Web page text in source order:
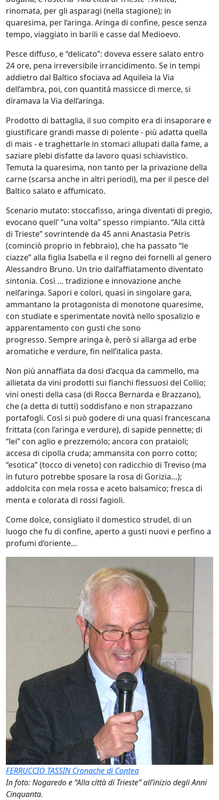
rinomata, per gli asparagi (nella stagione); in
quaresima, per l’aringa. Aringa di confine, pesce senza
tempo, viaggiato in barili e casse dal Medioevo.
Pesce diffuso, e “delicato”: doveva essere salato entro
24 ore, pena irreversibile irrancidimento. Se in tempi
addietro dal Baltico sfociava ad Aquileia la Via
dell’ambra, poi, con quantità massicce di merce, si
diramava la Via dell’aringa.
Prodotto di battaglia, il suo compito era di insaporare e
giustificare grandi masse di polente - più adatta quella
di mais - e traghettarle in stomaci allupati dalla fame, a
saziare plebi disfatte da lavoro quasi schiavistico.
Temuta la quaresima, non tanto per la privazione della
carne (scarsa anche in altri periodi), ma per il pesce del
Baltico salato e affumicato.
Scenario mutato: stoccafisso, aringa diventati di pregio,
evocano quell’ “una volta” spesso rimpianto. “Alla città
di Trieste” sovrintende da 45 anni Anastasia Petris
(cominciò proprio in febbraio), che ha passato “le
ciazze” alla figlia Isabella e il regno dei fornelli al genero
Alessandro Bruno. Un trio dall’affiatamento diventato
sintonia. Così … tradizione e innovazione anche
nell’aringa. Sapori e colori, quasi in singolare gara,
ammantano la protagonista di monotone quaresime,
con studiate e sperimentate novità nello sposalizio e
apparentamento con gusti che sono
progresso. Sempre aringa è, però si allarga ad erbe
aromatiche e verdure, fin nell’italica pasta.
Non più annaffiata da dosi d’acqua da cammello, ma
allietata da vini prodotti sui fianchi flessuosi del Collio;
vini onesti della casa (di Rocca Bernarda e Brazzano),
che (a detta di tutti) soddisfano e non strapazzano
portafogli. Così si può godere di una quasi francescana
frittata (con l’aringa e verdure), di sapide pennette; di
“lei” con aglio e prezzemolo; ancora con prataioli;
accesa di cipolla cruda; ammansita con porro cotto;
“esotica” (tocco di veneto) con radicchio di Treviso (ma
in futuro potrebbe sposare la rosa di Gorizia…);
addolcita con mela rossa e aceto balsamico; fresca di
menta e colorata di rossi fagioli.
Come dolce, consigliato il domestico strudel, di un
luogo che fu di confine, aperto a gusti nuovi e perfino a
profumi d’oriente…
FERRUCCIO TASSINCronache di Contea
In foto: Nogaredo e “Alla città di Trieste” all’inizio degli Anni
Cinquanta.